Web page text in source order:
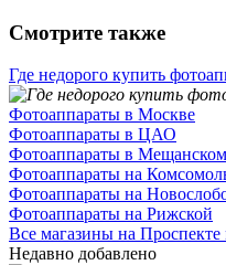
Смотрите также
Где недорого купить
Фотоаппараты в Москве
Фотоаппараты в ЦАО
Фотоаппараты в
Фотоаппараты на
Фотоаппараты на
Фотоаппараты на Рижской
Все магазины на Проспекте
Недавно добавлено